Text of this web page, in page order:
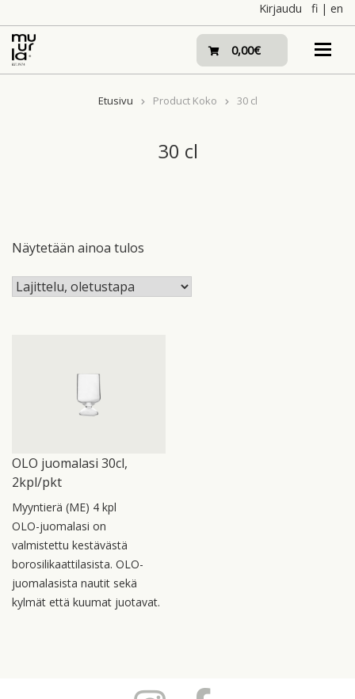
to
content
Kirjaudu fi | en
0,00€
Etusivu Product Koko 30 cl
30 cl
Näytetään ainoa tulos
OLO juomalasi 30cl,
2kpl/pkt
Myyntierä (ME) 4 kpl
OLO-juomalasi on
valmistettu kestävästä
borosilikaattilasista. OLO-
juomalasista nautit sekä
kylmät että kuumat juotavat.